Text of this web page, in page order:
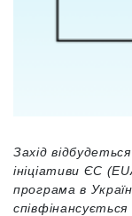
Захід
ініціативи ЄС
програма в